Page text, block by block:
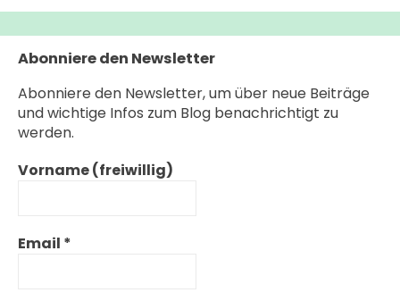
Abonniere den Newsletter
Abonniere den Newsletter, um über neue Beiträge
und wichtige Infos zum Blog benachrichtigt zu
werden.
Vorname (freiwillig)
Email *